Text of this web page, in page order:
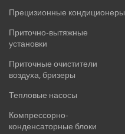
Прецизионные кондиционеры
Приточно-вытяжные
установки
Приточные очистители
воздуха, бризеры
Тепловые насосы
Компрессорно-
конденсаторные блоки